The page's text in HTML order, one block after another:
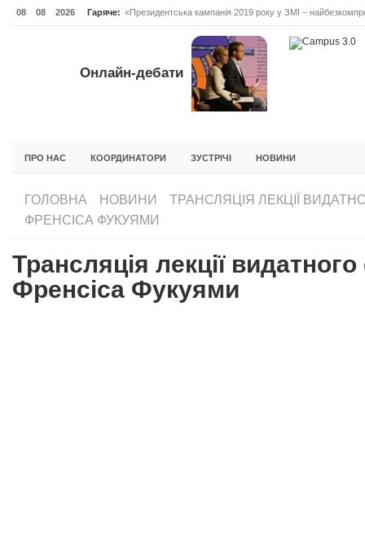
08 08 2026 Гаряче: «Президентська кампанія 2019 року у ЗМІ –
Онлайн-дебати #Відповідальне лідерство. Випуск 3
ОНЛАЙН-ДЕБАТИ #ВІДПОВІДАЛЬНЕ ЛІДЕРСТВО.
Онлайн-дебати
ПРО НАС КООРДИНАТОРИ ЗУСТРІЧІ НОВИНИ
ГОЛОВНА НОВИНИ
ТРАНСЛЯЦІЯ ЛЕКЦІЇ
ФРЕНСІСА ФУКУЯМИ
Трансляція лекції
Френсіса Фукуями